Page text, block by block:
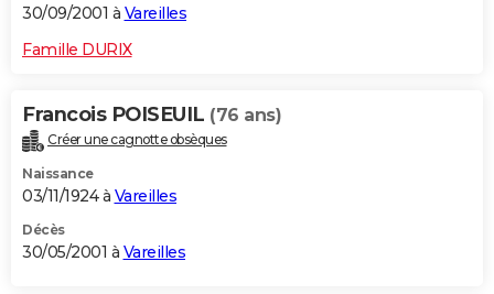
30/09/2001 à Vareilles
Famille DURIX
Francois POISEUIL (76 ans)
Créer une cagnotte obsèques
Naissance
03/11/1924 à Vareilles
Décès
30/05/2001 à Vareilles